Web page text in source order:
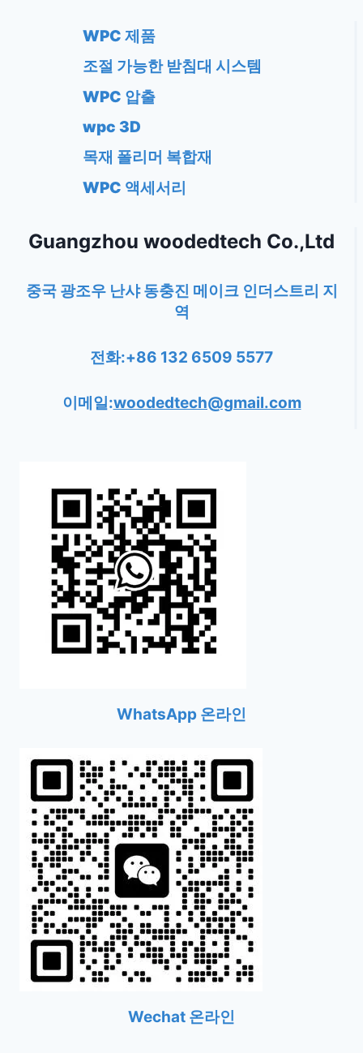
WPC 제품
조절 가능한 받침대 시스템
WPC 압출
wpc 3D
목재 폴리머 복합재
WPC 액세서리
Guangzhou woodedtech Co.,Ltd
중국 광조우 난샤 동충진 메이크 인더스트리 지
역
전화:+86 132 6509 5577
이메일:woodedtech@gmail.com
WhatsApp 온라인
Wechat 온라인